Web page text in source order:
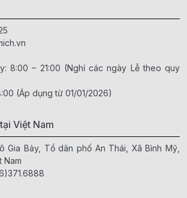
8:00 – 21:00 (Nghỉ các ngày Lễ theo quy
(Áp dụng từ 01/01/2026)
Việt Nam
Gia Bảy, Tổ dân phố An Thái, Xã Bình Mỹ,
Nam